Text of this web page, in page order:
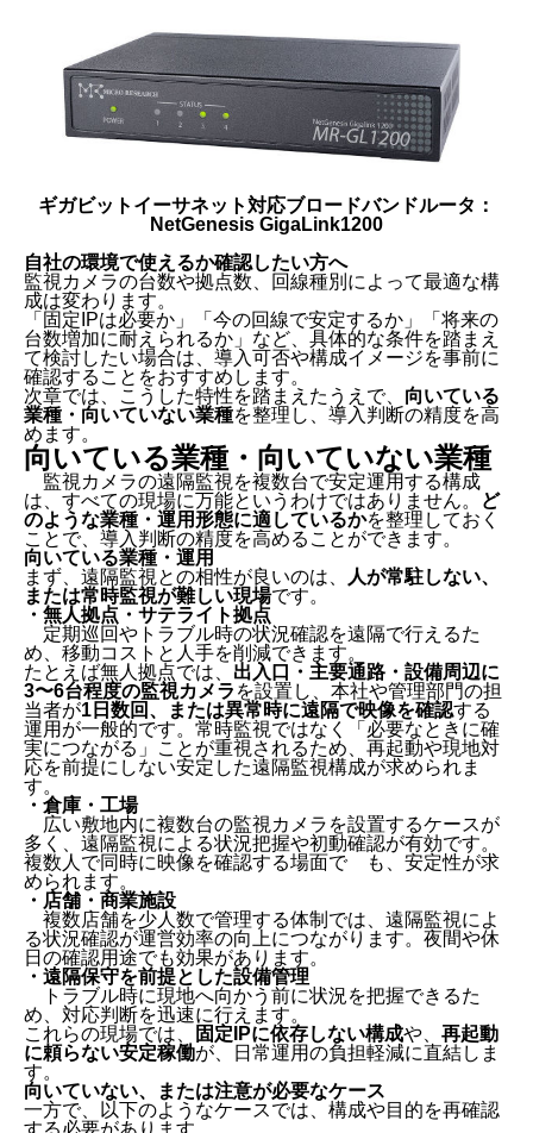
ギガビットイーサネット対応ブロードバンドルータ：
NetGenesis GigaLink1200
自社の環境で使えるか確認したい方へ
監視カメラの台数や拠点数、回線種別によって最適な構
成は変わります。
「固定IPは必要か」「今の回線で安定するか」「将来の
台数増加に耐えられるか」など、具体的な条件を踏まえ
て検討したい場合は、導入可否や構成イメージを事前に
確認することをおすすめします。
次章では、こうした特性を踏まえたうえで、 向いている
業種・向いていない業種を整理し、導入判断の精度を高
めます。
向いている業種・向いていない業種
監視カメラの遠隔監視を複数台で安定運用する構成
は、すべての現場に万能というわけではありません。
ど
のような業種・運用形態に適しているかを整理しておく
ことで、導入判断の精度を高めることができます。
向いている業種・運用
まず、遠隔監視との相性が良いのは、
人が常駐しない、
または常時監視が難しい現場です。
・無人拠点・サテライト拠点
定期巡回やトラブル時の状況確認を遠隔で行えるた
め、移動コストと人手を削減できます。
たとえば無人拠点では、 出入口・主要通路・設備周辺に
3〜6台程度の監視カメラ を設置し、本社や管理部門の担
当者が1日数回、または異常時に遠隔で映像を確認する
運用が一般的です。常時監視ではなく「必要なときに確
実につながる」ことが重視されるため、再起動や現地対
応を前提にしない安定した遠隔監視構成が求められま
す。
・倉庫・工場
広い敷地内に複数台の監視カメラを設置するケースが
多く、遠隔監視による状況把握や初動確認が有効です。
複数人で同時に映像を確認する場面で も、安定性が求
められます。
・店舗・商業施設
複数店舗を少人数で管理する体制では、遠隔監視によ
る状況確認が運営効率の向上につながります。夜間や休
日の確認用途でも効果があります。
・遠隔保守を前提とした設備管理
トラブル時に現地へ向かう前に状況を把握できるた
め、対応判断を迅速に行えます。
これらの現場では、
固定IPに依存しない構成や、 再起動
に頼らない安定稼働が、日常運用の負担軽減に直結しま
す。
向いていない、または注意が必要なケース
一方で、以下のようなケースでは、構成や目的を再確認
する必要があります。